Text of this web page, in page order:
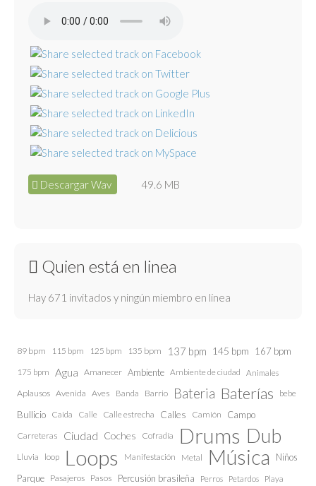
Descargar Wav 49.6 MB
Quien está en linea
Hay 671 invitados y ningún miembro en línea
89 bpm 115 bpm 125 bpm 135 bpm 137 bpm 145 bpm 167 bpm
175 bpm Agua Amanecer Ambiente Ambiente de ciudad Animales
Aplausos Avenida Aves Banda Barrio Bateria Baterías bebe
Bullicio Caida Calle Calle estrecha Calles Camión Campo
Carreteras Ciudad Coches Cofradía Drums Dub
Lluvia loop Loops Manifestación Metal Música
Niños
Parque Pasajeros Pasos Percusión brasileña Perros Petardos Playa